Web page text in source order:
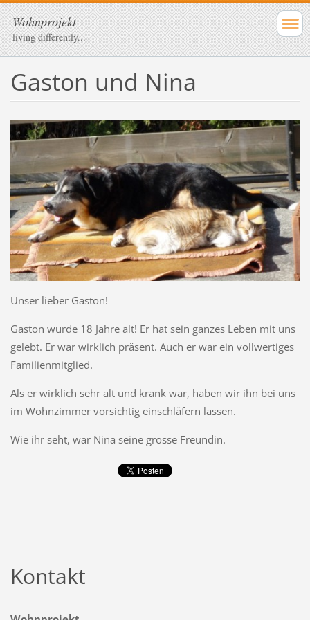
Wohnprojekt
living differently...
Gaston und Nina
Unser lieber Gaston!
Gaston wurde 18 Jahre alt! Er hat sein ganzes Leben mit uns
gelebt. Er war wirklich präsent. Auch er war ein vollwertiges
Familienmitglied.
Als er wirklich sehr alt und krank war, haben wir ihn bei uns
im Wohnzimmer vorsichtig einschläfern lassen.
Wie ihr seht, war Nina seine grosse Freundin.
Kontakt